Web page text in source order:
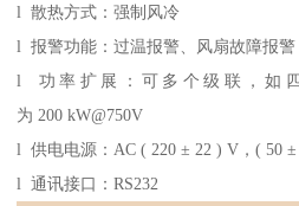
l 散热方式：强制风冷
l 报警功能：过温报警、风扇故障报警
l 功率扩展：可多个级联，如
为 200 kW@750V
l 供电电源：AC ( 220 ± 22 ) V，( 50 ±
l 通讯接口：RS232